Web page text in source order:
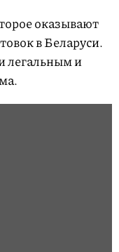
оказывают
в Беларуси.
легальным и